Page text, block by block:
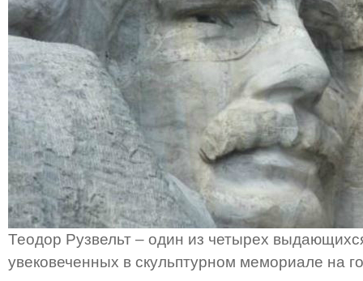
Теодор Рузвельт – один из четырех
увековеченных в скульптурном мемориале на